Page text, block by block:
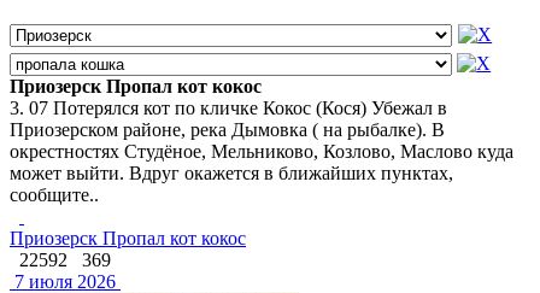
Приозерск Пропал кот кокос
3. 07 Потерялся кот по кличке Кокос (Кося) Убежал в
Приозерском районе, река Дымовка ( на рыбалке). В
окрестностях Студёное, Мельниково, Козлово, Маслово куда
может выйти. Вдруг окажется в ближайших пунктах,
сообщите..
Приозерск Пропал кот кокос
22592
369
7 июля 2026